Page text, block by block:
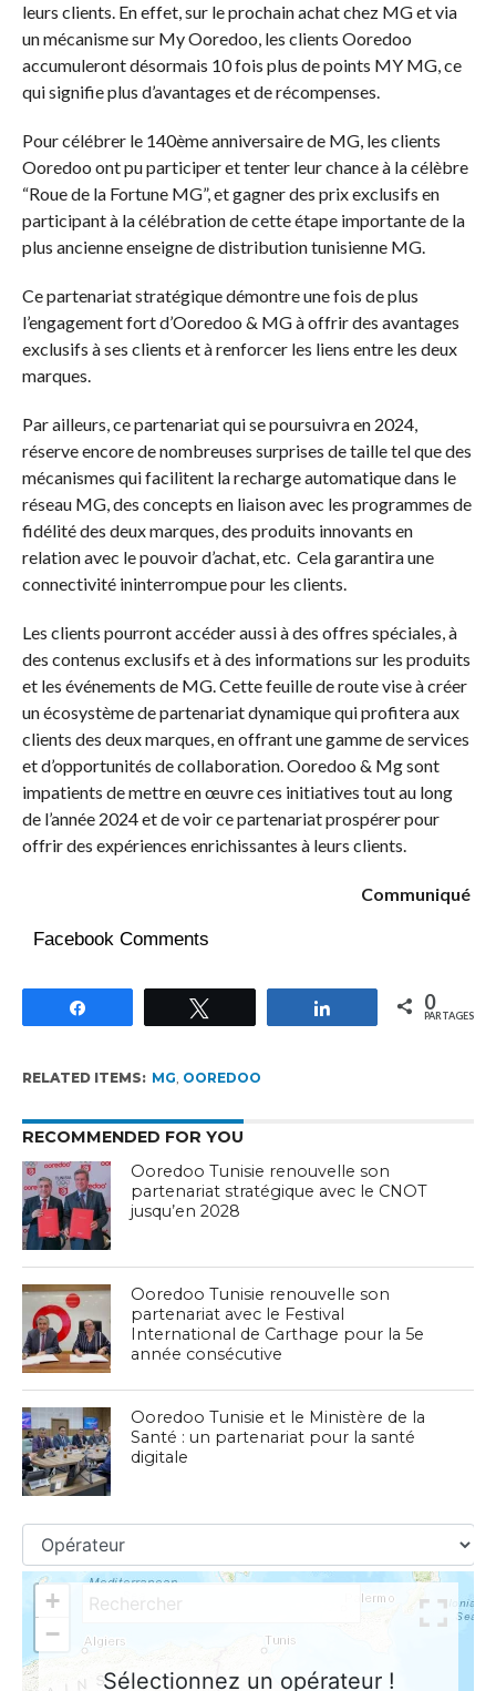
leurs clients. En effet, sur le prochain achat chez MG et via
un mécanisme sur My Ooredoo, les clients Ooredoo
accumuleront désormais 10 fois plus de points MY MG, ce
qui signifie plus d’avantages et de récompenses.
Pour célébrer le 140ème anniversaire de MG, les clients
Ooredoo ont pu participer et tenter leur chance à la célèbre
“Roue de la Fortune MG”, et gagner des prix exclusifs en
participant à la célébration de cette étape importante de la
plus ancienne enseigne de distribution tunisienne MG.
Ce partenariat stratégique démontre une fois de plus
l’engagement fort d’Ooredoo & MG à offrir des avantages
exclusifs à ses clients et à renforcer les liens entre les deux
marques.
Par ailleurs, ce partenariat qui se poursuivra en 2024,
réserve encore de nombreuses surprises de taille tel que des
mécanismes qui facilitent la recharge automatique dans le
réseau MG, des concepts en liaison avec les programmes de
fidélité des deux marques, des produits innovants en
relation avec le pouvoir d’achat, etc. Cela garantira une
connectivité ininterrompue pour les clients.
Les clients pourront accéder aussi à des offres spéciales, à
des contenus exclusifs et à des informations sur les produits
et les événements de MG. Cette feuille de route vise à créer
un écosystème de partenariat dynamique qui profitera aux
clients des deux marques, en offrant une gamme de services
et d’opportunités de collaboration. Ooredoo & Mg sont
impatients de mettre en œuvre ces initiatives tout au long
de l’année 2024 et de voir ce partenariat prospérer pour
offrir des expériences enrichissantes à leurs clients.
Communiqué
Facebook Comments
Partagez 0
PARTAGES
RELATED ITEMS: MG, OOREDOO
RECOMMENDED FOR YOU
Ooredoo Tunisie renouvelle son
partenariat stratégique avec le CNOT
jusqu’en 2028
Ooredoo Tunisie renouvelle son
partenariat avec le Festival
International de Carthage pour la 5e
année consécutive
Ooredoo Tunisie et le Ministère de la
Santé : un partenariat pour la santé
digitale